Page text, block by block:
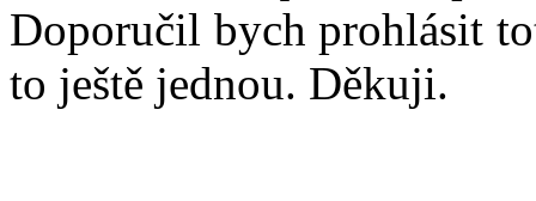
Doporučil bych prohlásit
to ještě jednou. Děkuji.